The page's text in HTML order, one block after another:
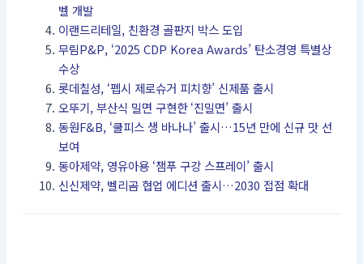
벨 개발
이랜드리테일, 친환경 골판지 박스 도입
무림P&P, ‘2025 CDP Korea Awards’ 탄소경영 특별상
수상
롯데칠성, ‘펩시 제로슈거 피치향’ 신제품 출시
오뚜기, 부산식 밀면 구현한 ‘진밀면’ 출시
동원F&B, ‘쿨피스 생 바나나’ 출시…15년 만에 신규 맛 선
보여
동아제약, 영유아용 ‘챔푸 구강 스프레이’ 출시
신신제약, 벨리곰 협업 에디션 출시…2030 접점 확대